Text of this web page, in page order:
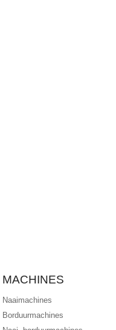
MACHINES
Naaimachines
Borduurmachines